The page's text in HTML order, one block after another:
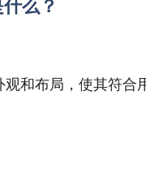
么？
和布局，使其符合